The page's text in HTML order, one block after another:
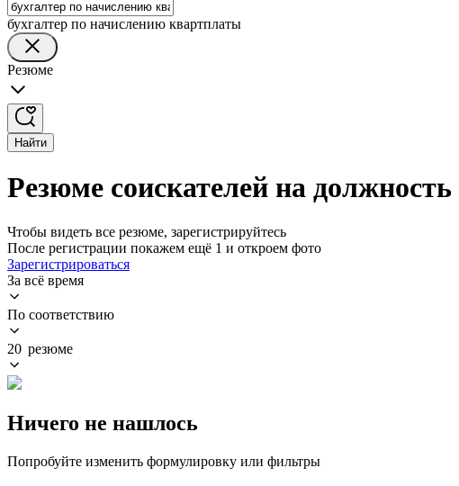
бухгалтер по начислению квартплаты
Резюме
Найти
Резюме соискателей на
Чтобы видеть все резюме, зарегистрируйтесь
После регистрации покажем ещё 1 и откроем фото
Зарегистрироваться
За всё время
По соответствию
20 резюме
Ничего не нашлось
Попробуйте изменить формулировку или фильтры